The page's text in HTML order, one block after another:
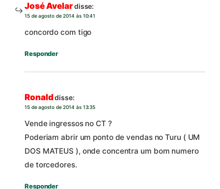
José Avelardisse:
15 de agosto de 2014 às 10:41
concordo com tigo
Responder
Ronalddisse:
15 de agosto de 2014 às 13:35
Vende ingressos no CT ?
Poderiam abrir um ponto de vendas no Turu ( UM
DOS MATEUS ), onde concentra um bom numero
de torcedores.
Responder